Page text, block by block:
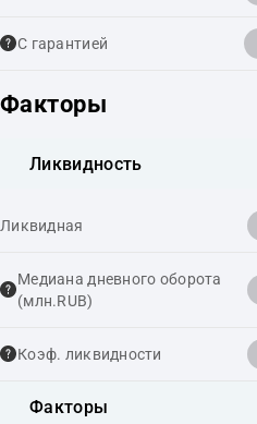
С гарантией
Факторы
Ликвидность
Ликвидная
Медиана дневного оборота
(млн.RUB)
Коэф. ликвидности
Факторы